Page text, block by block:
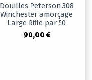
Douilles Peterson 308
Winchester amorçage
Large Rifle par 50
90,00 €